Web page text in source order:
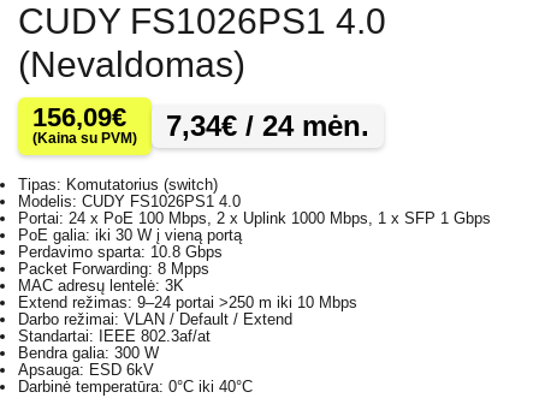
CUDY FS1026PS1 4.0
(Nevaldomas)
156,09€
(Kaina su PVM) 7,34€ / 24 mėn.
Tipas: Komutatorius (switch)
Modelis: CUDY FS1026PS1 4.0
Portai: 24 x PoE 100 Mbps, 2 x Uplink 1000 Mbps, 1 x SFP 1 Gbps
PoE galia: iki 30 W į vieną portą
Perdavimo sparta: 10.8 Gbps
Packet Forwarding: 8 Mpps
MAC adresų lentelė: 3K
Extend režimas: 9–24 portai >250 m iki 10 Mbps
Darbo režimai: VLAN / Default / Extend
Standartai: IEEE 802.3af/at
Bendra galia: 300 W
Apsauga: ESD 6kV
Darbinė temperatūra: 0°C iki 40°C